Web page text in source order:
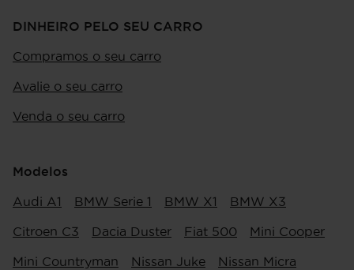
DINHEIRO PELO SEU CARRO
Compramos o seu carro
Avalie o seu carro
Venda o seu carro
Modelos
Audi A1 BMW Serie 1 BMW X1 BMW X3
Citroen C3 Dacia Duster Fiat 500 Mini Cooper
Mini Countryman Nissan Juke Nissan Micra